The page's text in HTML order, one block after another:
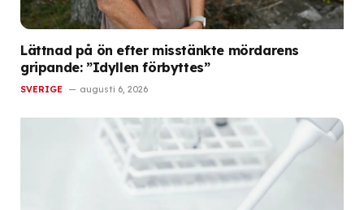
Lättnad på ön efter misstänkte mördarens
gripande: ”Idyllen förbyttes”
SVERIGE augusti 6, 2026